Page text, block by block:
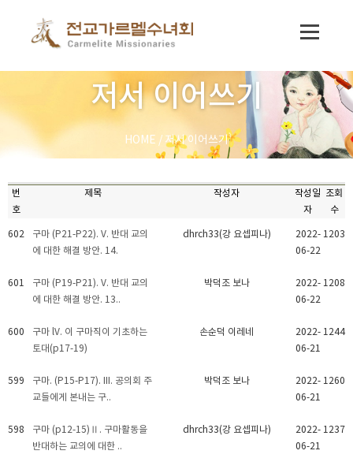
저서 이어쓰기
HOME / 저서 이어쓰기
번
호
제목 작성자
작성일
자
조회
수
602
구마 (P21-P22). V. 반대 교의
에 대한 해결 방안. 14.
dhrch33(강 요셉피나)
2022-
06-22
1203
601
구마 (P19-P21). V. 반대 교의
에 대한 해결 방안. 13..
박덕조 보나
2022-
06-22
1208
600
구마 lV. 이 구마직이 기초하는
토대(p17-19)
손순덕 이레네
2022-
06-21
1244
599
구마. (P15-P17). III. 공의회 주
교들에게 본내는 구..
박덕조 보나
2022-
06-21
1260
598
구마 (p12-15)Ⅱ. 구마활동을
반대하는 교의에 대한 ..
dhrch33(강 요셉피나)
2022-
06-21
1237